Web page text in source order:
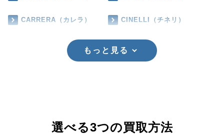
CARRERA（カレラ） CINELLI（チネリ）
もっと見る
選べる3つの買取方法